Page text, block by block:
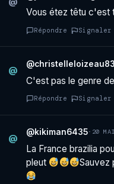
Vous étez têtu c'est
Répondre Signaler
@
C'est pas le genre
Répondre Signaler
@
@kikiman6435· 20
La France brazilia
pleut
Sauvez